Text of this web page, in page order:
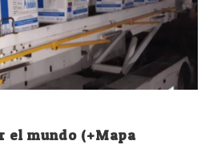
el mundo (+Mapa